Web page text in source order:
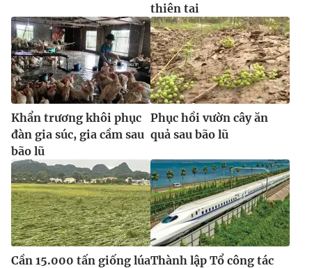
thiên tai
Khẩn trương khôi phục
đàn gia súc, gia cầm sau
bão lũ
Phục hồi vườn cây ăn
quả sau bão lũ
Cần 15.000 tấn giống lúaThành lập Tổ công tác